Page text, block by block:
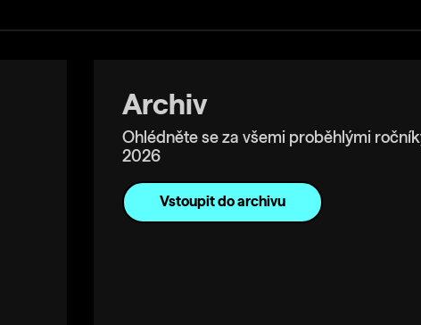
Archiv
Ohlédněte se za všemi proběhlými
2026
Vstoupit do archivu